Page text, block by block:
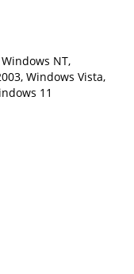
NT,
Windows Vista,
11